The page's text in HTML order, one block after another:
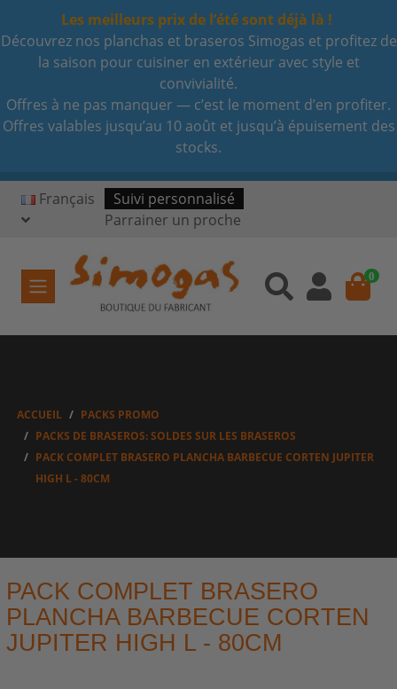
Les meilleurs prix de l’été sont déjà là !
Découvrez nos planchas et braseros Simogas et profitez de
la saison pour cuisiner en extérieur avec style et
convivialité.
Offres à ne pas manquer — c’est le moment d’en profiter.
Offres valables jusqu’au 10 août et jusqu’à épuisement des
stocks.
Français
Suivi personnalisé
Parrainer un proche
0
ACCUEIL
PACKS PROMO
PACKS DE BRASEROS: SOLDES SUR LES BRASEROS
PACK COMPLET BRASERO PLANCHA BARBECUE CORTEN JUPITER
HIGH L - 80CM
PACK COMPLET BRASERO
PLANCHA BARBECUE CORTEN
JUPITER HIGH L - 80CM